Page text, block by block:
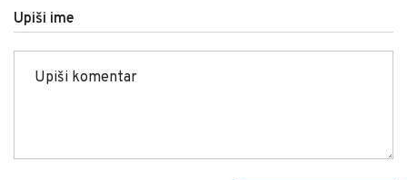
Upiši ime